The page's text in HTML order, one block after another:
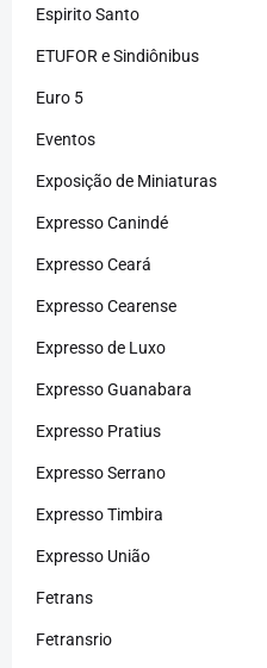
Espirito Santo
ETUFOR e Sindiônibus
Euro 5
Eventos
Exposição de Miniaturas
Expresso Canindé
Expresso Ceará
Expresso Cearense
Expresso de Luxo
Expresso Guanabara
Expresso Pratius
Expresso Serrano
Expresso Timbira
Expresso União
Fetrans
Fetransrio